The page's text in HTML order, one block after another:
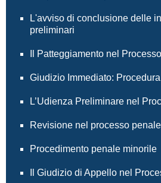
L'avviso di conclusione delle
preliminari
Il Patteggiamento nel
Giudizio Immediato:
L’Udienza Preliminare nel
Revisione nel processo penale
Procedimento penale minorile
Il Giudizio di Appello nel